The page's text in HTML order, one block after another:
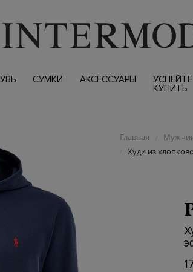
СУМКИ АКСЕССУАРЫ
УСПЕЙТЕ
КУПИТЬ
Главная /
/ Худи из